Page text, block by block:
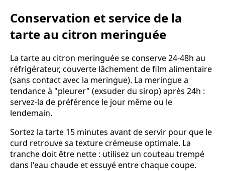
Conservation et service de la
tarte au citron meringuée
La tarte au citron meringuée se conserve 24-48h au
réfrigérateur, couverte lâchement de film alimentaire
(sans contact avec la meringue). La meringue a
tendance à "pleurer" (exsuder du sirop) après 24h :
servez-la de préférence le jour même ou le
lendemain.
Sortez la tarte 15 minutes avant de servir pour que le
curd retrouve sa texture crémeuse optimale. La
tranche doit être nette : utilisez un couteau trempé
dans l'eau chaude et essuyé entre chaque coupe.